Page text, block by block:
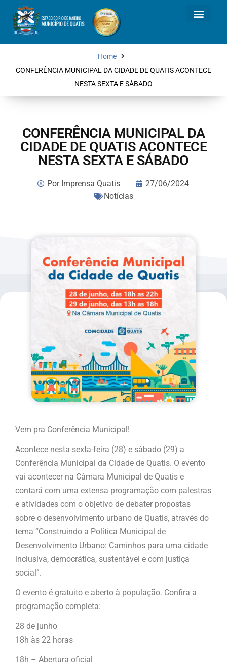
Home
CONFERÊNCIA MUNICIPAL DA CIDADE DE QUATIS ACONTECE
NESTA SEXTA E SÁBADO
CONFERÊNCIA MUNICIPAL DA
CIDADE DE QUATIS ACONTECE
NESTA SEXTA E SÁBADO
PorImprensa Quatis
27/06/2024
Notícias
Vem pra Conferência Municipal!
Acontece nesta sexta-feira (28) e sábado (29) a
Conferência Municipal da Cidade de Quatis. O evento
vai acontecer na Câmara Municipal de Quatis e
contará com uma extensa programação com palestras
e atividades com o objetivo de debater propostas
sobre o desenvolvimento urbano de Quatis, através do
tema “Construindo a Política Municipal de
Desenvolvimento Urbano: Caminhos para uma cidade
inclusiva, democrática, sustentável e com justiça
social”.
O evento é gratuito e aberto à população. Confira a
programação completa:
28 de junho
18h às 22 horas
18h – Abertura oficial